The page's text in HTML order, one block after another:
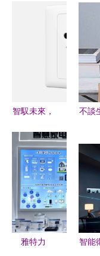
智馭未來，
造真正的智
能家居體驗
不談
四款
箱
雅特力
智能